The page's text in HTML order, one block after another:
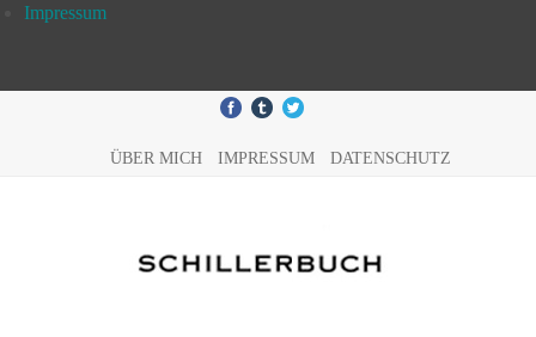
Impressum
ÜBER MICH IMPRESSUM DATENSCHUTZ